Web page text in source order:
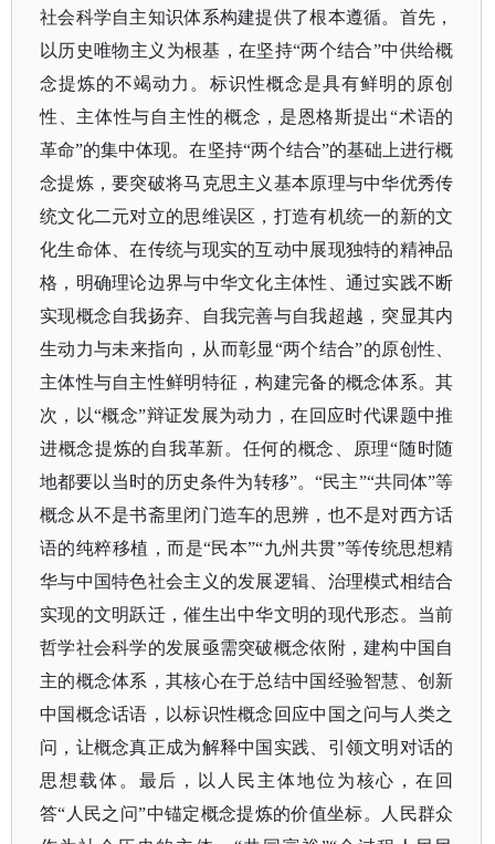
社会科学自主知识体系构建提供了根本遵循。首先，
以历史唯物主义为根基，在坚持“两个结合”中供给概
念提炼的不竭动力。标识性概念是具有鲜明的原创
性、主体性与自主性的概念，是恩格斯提出“术语的
革命”的集中体现。在坚持“两个结合”的基础上进行概
念提炼，要突破将马克思主义基本原理与中华优秀传
统文化二元对立的思维误区，打造有机统一的新的文
化生命体、在传统与现实的互动中展现独特的精神品
格，明确理论边界与中华文化主体性、通过实践不断
实现概念自我扬弃、自我完善与自我超越，突显其内
生动力与未来指向，从而彰显“两个结合”的原创性、
主体性与自主性鲜明特征，构建完备的概念体系。其
次，以“概念”辩证发展为动力，在回应时代课题中推
进概念提炼的自我革新。任何的概念、原理“随时随
地都要以当时的历史条件为转移”。“民主”“共同体”等
概念从不是书斋里闭门造车的思辨，也不是对西方话
语的纯粹移植，而是“民本”“九州共贯”等传统思想精
华与中国特色社会主义的发展逻辑、治理模式相结合
实现的文明跃迁，催生出中华文明的现代形态。当前
哲学社会科学的发展亟需突破概念依附，建构中国自
主的概念体系，其核心在于总结中国经验智慧、创新
中国概念话语，以标识性概念回应中国之问与人类之
问，让概念真正成为解释中国实践、引领文明对话的
思想载体。最后，以人民主体地位为核心，在回
答“人民之问”中锚定概念提炼的价值坐标。人民群众